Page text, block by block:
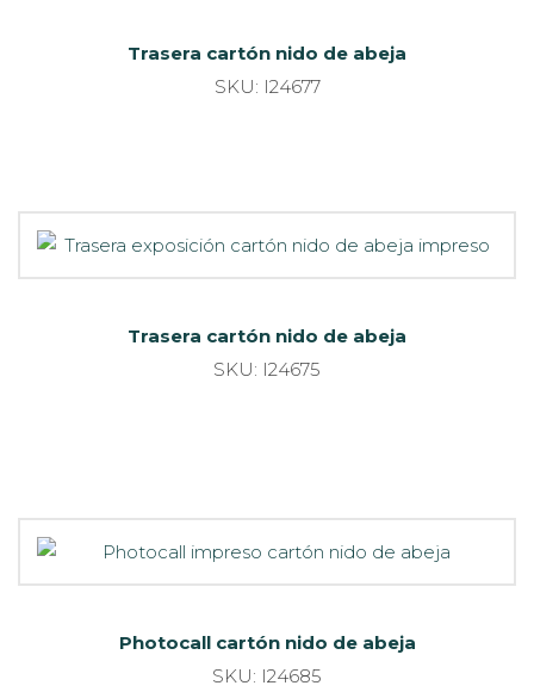
Trasera cartón nido de abeja
SKU: I24677
Trasera cartón nido de abeja
SKU: I24675
Photocall cartón nido de abeja
SKU: I24685